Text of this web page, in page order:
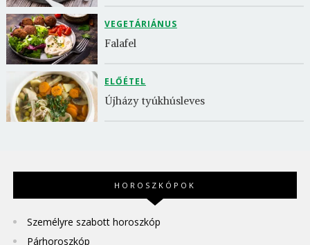
VEGETÁRIÁNUS
Falafel
ELŐÉTEL
Újházy tyúkhúsleves
HOROSZKÓPOK
Személyre szabott horoszkóp
Párhoroszkóp